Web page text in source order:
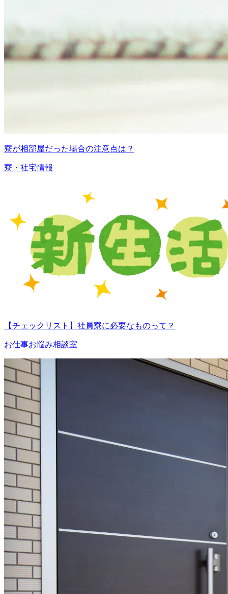
寮が相部屋だった場合の注意点は？
寮・社宅情報
【チェックリスト】社員寮に必要なものって？
お仕事お悩み相談室